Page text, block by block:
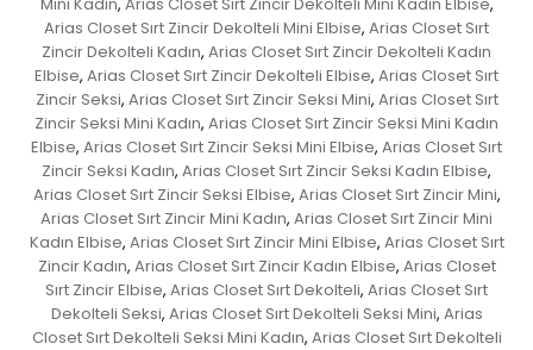
, ,
Arias Closet Sırt Zincir Dekolteli Mini Elbise, Arias Closet Sırt
Zincir Dekolteli Kadın, Arias Closet Sırt Zincir Dekolteli Kadın
Elbise, Arias Closet Sırt Zincir Dekolteli Elbise, Arias Closet Sırt
Zincir Seksi, Arias Closet Sırt Zincir Seksi Mini, Arias Closet Sırt
Zincir Seksi Mini Kadın, Arias Closet Sırt Zincir Seksi Mini Kadın
Elbise, Arias Closet Sırt Zincir Seksi Mini Elbise, Arias Closet Sırt
Zincir Seksi Kadın, Arias Closet Sırt Zincir Seksi Kadın Elbise,
Arias Closet Sırt Zincir Seksi Elbise, Arias Closet Sırt Zincir Mini,
Arias Closet Sırt Zincir Mini Kadın, Arias Closet Sırt Zincir Mini
Kadın Elbise, Arias Closet Sırt Zincir Mini Elbise, Arias Closet Sırt
Zincir Kadın, Arias Closet Sırt Zincir Kadın Elbise, Arias Closet
Sırt Zincir Elbise, Arias Closet Sırt Dekolteli, Arias Closet Sırt
Dekolteli Seksi, Arias Closet Sırt Dekolteli Seksi Mini, Arias
Closet Sırt Dekolteli Seksi Mini Kadın, Arias Closet Sırt Dekolteli